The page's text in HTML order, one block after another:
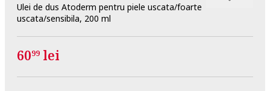
Ulei de dus Atoderm pentru piele uscata/foarte
uscata/sensibila, 200 ml
6099 lei